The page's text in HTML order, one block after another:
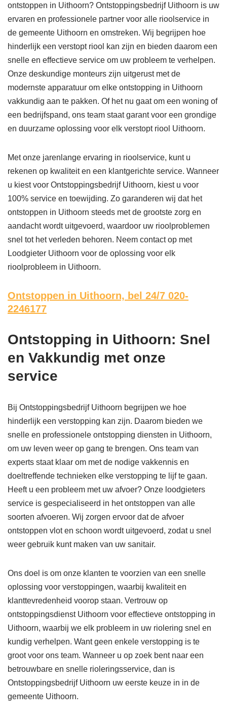
ontstoppen in Uithoorn? Ontstoppingsbedrijf Uithoorn is uw
ervaren en professionele partner voor alle rioolservice in
de gemeente Uithoorn en omstreken. Wij begrijpen hoe
hinderlijk een verstopt riool kan zijn en bieden daarom een
snelle en effectieve service om uw probleem te verhelpen.
Onze deskundige monteurs zijn uitgerust met de
modernste apparatuur om elke ontstopping in Uithoorn
vakkundig aan te pakken. Of het nu gaat om een woning of
een bedrijfspand, ons team staat garant voor een grondige
en duurzame oplossing voor elk verstopt riool Uithoorn.
Met onze jarenlange ervaring in rioolservice, kunt u
rekenen op kwaliteit en een klantgerichte service. Wanneer
u kiest voor Ontstoppingsbedrijf Uithoorn, kiest u voor
100% service en toewijding. Zo garanderen wij dat het
ontstoppen in Uithoorn steeds met de grootste zorg en
aandacht wordt uitgevoerd, waardoor uw rioolproblemen
snel tot het verleden behoren. Neem contact op met
Loodgieter Uithoorn voor de oplossing voor elk
rioolprobleem in Uithoorn.
Ontstoppen in Uithoorn, bel 24/7 020-
2246177
Ontstopping in Uithoorn: Snel
en Vakkundig met onze
service
Bij Ontstoppingsbedrijf Uithoorn begrijpen we hoe
hinderlijk een verstopping kan zijn. Daarom bieden we
snelle en professionele ontstopping diensten in Uithoorn,
om uw leven weer op gang te brengen. Ons team van
experts staat klaar om met de nodige vakkennis en
doeltreffende technieken elke verstopping te lijf te gaan.
Heeft u een probleem met uw afvoer? Onze loodgieters
service is gespecialiseerd in het ontstoppen van alle
soorten afvoeren. Wij zorgen ervoor dat de afvoer
ontstoppen vlot en schoon wordt uitgevoerd, zodat u snel
weer gebruik kunt maken van uw sanitair.
Ons doel is om onze klanten te voorzien van een snelle
oplossing voor verstoppingen, waarbij kwaliteit en
klanttevredenheid voorop staan. Vertrouw op
ontstoppingsdienst Uithoorn voor effectieve ontstopping in
Uithoorn, waarbij we elk probleem in uw riolering snel en
kundig verhelpen. Want geen enkele verstopping is te
groot voor ons team. Wanneer u op zoek bent naar een
betrouwbare en snelle rioleringsservice, dan is
Ontstoppingsbedrijf Uithoorn uw eerste keuze in in de
gemeente Uithoorn.